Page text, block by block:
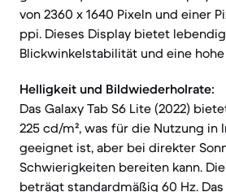
von 2360 x 1640 Pixeln und einer
ppi. Dieses Display bietet
Blickwinkelstabilität und eine hohe
Helligkeit und Bildwiederholrate:
Das Galaxy Tab S6 Lite (2022)
225 cd/m², was für die Nutzung in
geeignet ist, aber bei direkter
Schwierigkeiten bereiten kann.
beträgt standardmäßig 60 Hz. Das